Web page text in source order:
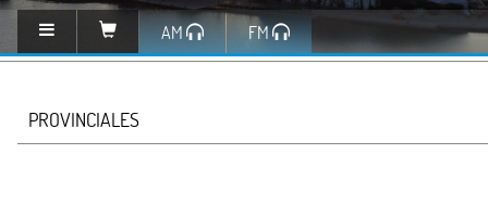
AM FM
PROVINCIALES